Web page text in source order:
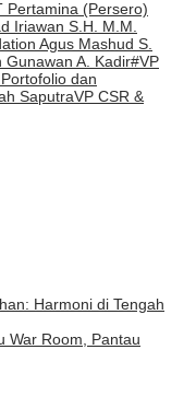
Pertamina (Persero)
Iriawan S.H. M.M.
Agus Mashud S.
Gunawan A. Kadir#VP
Portofolio dan
SaputraVP CSR &
Harmoni di Tengah
War Room, Pantau